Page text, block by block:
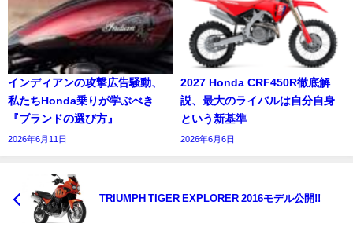
インディアンの攻撃広告騒動、
私たちHonda乗りが学ぶべき
『ブランドの選び方』
2026年6月11日
2027 Honda CRF450R徹底解
説、最大のライバルは自分自身
という新基準
2026年6月6日
TRIUMPH TIGER EXPLORER 2016モデル公開!!